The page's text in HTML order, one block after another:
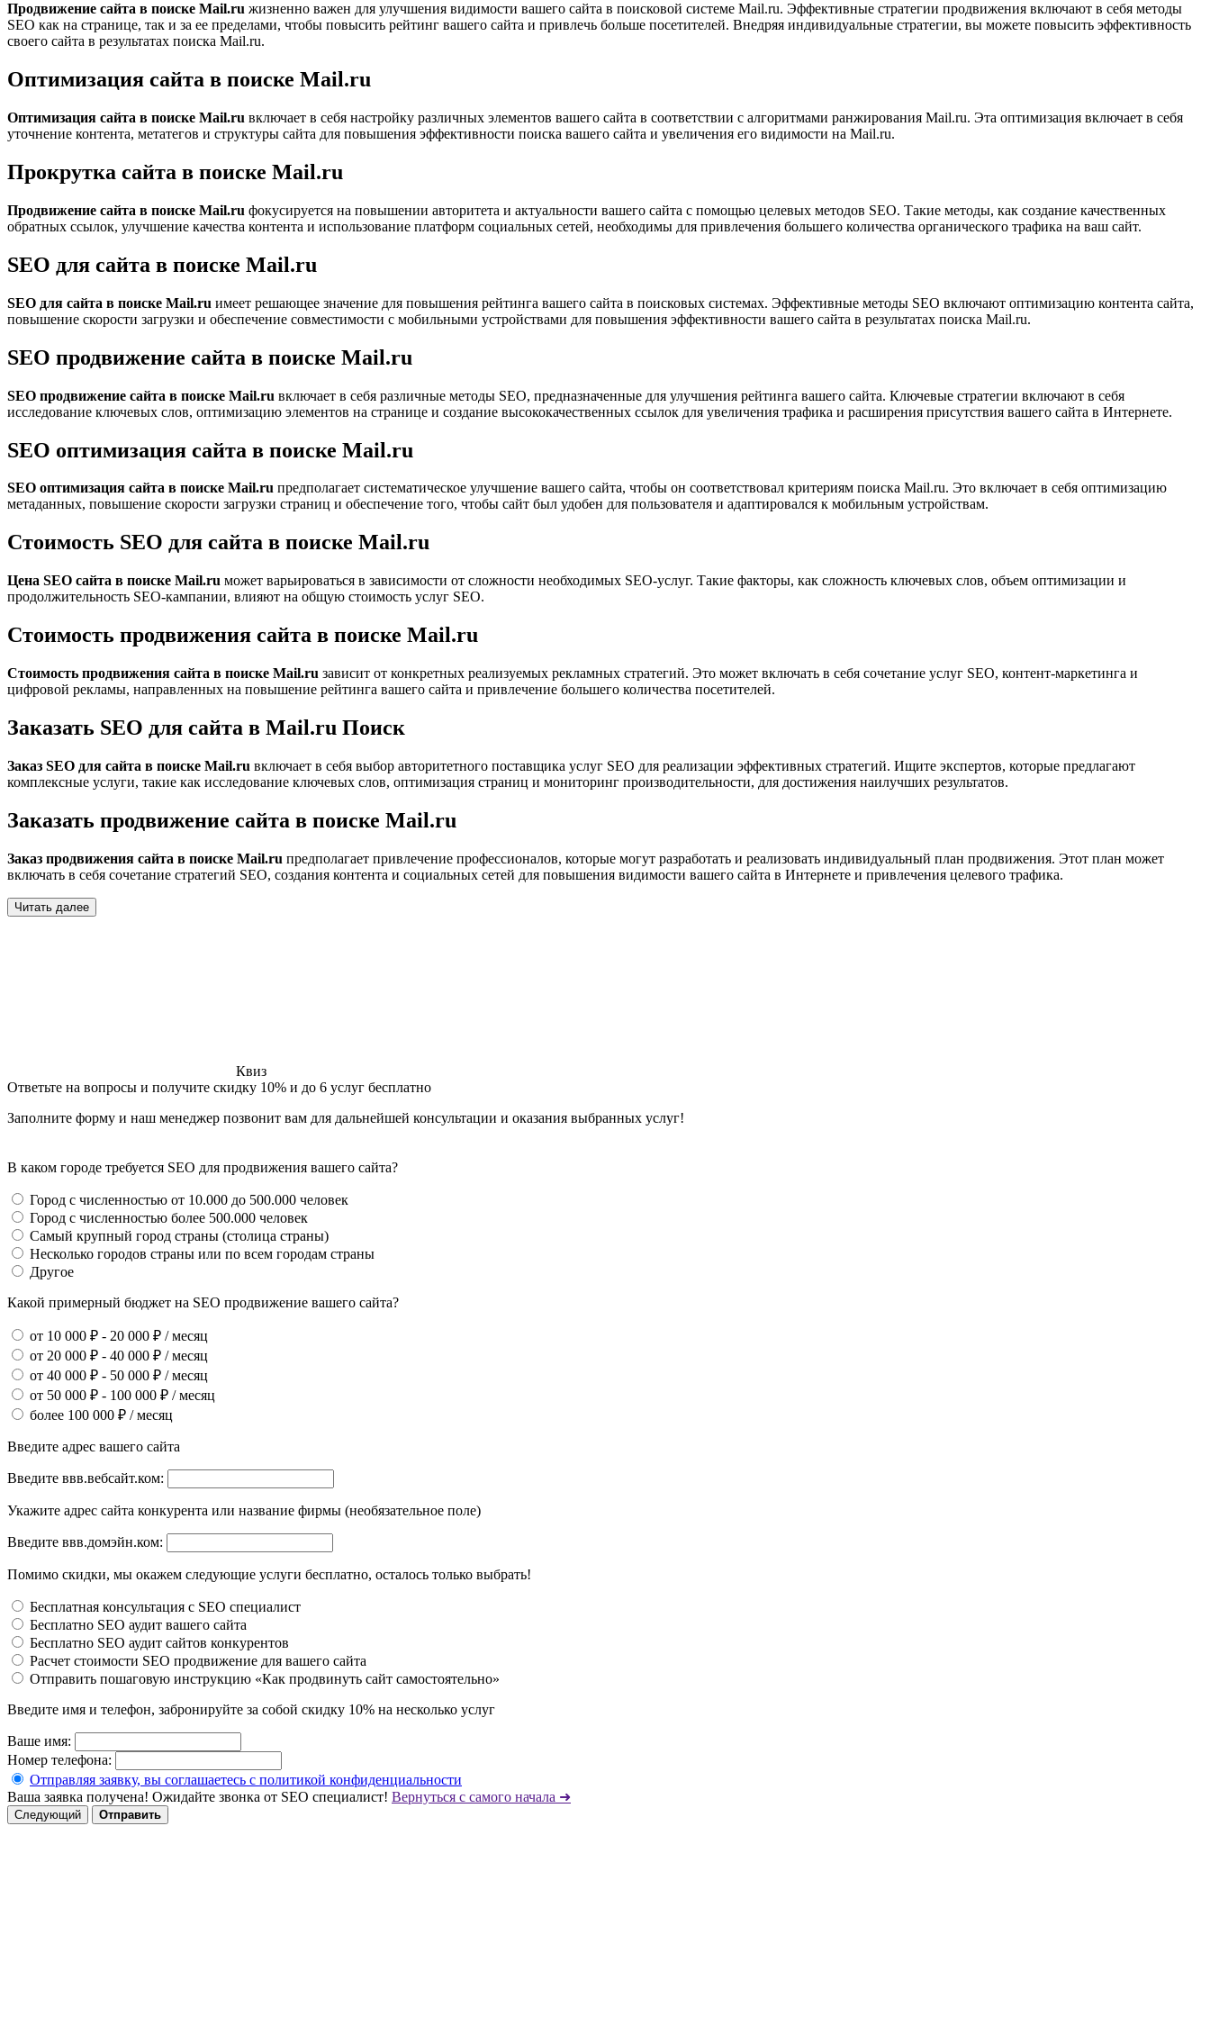
Продвижение сайта в поиске Mail.ru жизненно важен для улучшения видимости вашего сайта в поисковой системе Mail.ru. Эффективные стратегии продвижения включают в себя методы
SEO как на странице, так и за ее пределами, чтобы повысить рейтинг вашего сайта и привлечь больше посетителей. Внедряя индивидуальные стратегии, вы можете повысить эффективность
своего сайта в результатах поиска Mail.ru.
Оптимизация сайта в поиске Mail.ru
Оптимизация сайта в поиске Mail.ru включает в себя настройку различных элементов вашего сайта в соответствии с алгоритмами ранжирования Mail.ru. Эта оптимизация включает в себя
уточнение контента, метатегов и структуры сайта для повышения эффективности поиска вашего сайта и увеличения его видимости на Mail.ru.
Прокрутка сайта в поиске Mail.ru
Продвижение сайта в поиске Mail.ru фокусируется на повышении авторитета и актуальности вашего сайта с помощью целевых методов SEO. Такие методы, как создание качественных
обратных ссылок, улучшение качества контента и использование платформ социальных сетей, необходимы для привлечения большего количества органического трафика на ваш сайт.
SEO для сайта в поиске Mail.ru
SEO для сайта в поиске Mail.ru имеет решающее значение для повышения рейтинга вашего сайта в поисковых системах. Эффективные методы SEO включают оптимизацию контента сайта,
повышение скорости загрузки и обеспечение совместимости с мобильными устройствами для повышения эффективности вашего сайта в результатах поиска Mail.ru.
SEO продвижение сайта в поиске Mail.ru
SEO продвижение сайта в поиске Mail.ru включает в себя различные методы SEO, предназначенные для улучшения рейтинга вашего сайта. Ключевые стратегии включают в себя
исследование ключевых слов, оптимизацию элементов на странице и создание высококачественных ссылок для увеличения трафика и расширения присутствия вашего сайта в Интернете.
SEO оптимизация сайта в поиске Mail.ru
SEO оптимизация сайта в поиске Mail.ru предполагает систематическое улучшение вашего сайта, чтобы он соответствовал критериям поиска Mail.ru. Это включает в себя оптимизацию
метаданных, повышение скорости загрузки страниц и обеспечение того, чтобы сайт был удобен для пользователя и адаптировался к мобильным устройствам.
Стоимость SEO для сайта в поиске Mail.ru
Цена SEO сайта в поиске Mail.ru может варьироваться в зависимости от сложности необходимых SEO-услуг. Такие факторы, как сложность ключевых слов, объем оптимизации и
продолжительность SEO-кампании, влияют на общую стоимость услуг SEO.
Стоимость продвижения сайта в поиске Mail.ru
Стоимость продвижения сайта в поиске Mail.ru зависит от конкретных реализуемых рекламных стратегий. Это может включать в себя сочетание услуг SEO, контент-маркетинга и
цифровой рекламы, направленных на повышение рейтинга вашего сайта и привлечение большего количества посетителей.
Заказать SEO для сайта в Mail.ru Поиск
Заказ SEO для сайта в поиске Mail.ru включает в себя выбор авторитетного поставщика услуг SEO для реализации эффективных стратегий. Ищите экспертов, которые предлагают
комплексные услуги, такие как исследование ключевых слов, оптимизация страниц и мониторинг производительности, для достижения наилучших результатов.
Заказать продвижение сайта в поиске Mail.ru
Заказ продвижения сайта в поиске Mail.ru предполагает привлечение профессионалов, которые могут разработать и реализовать индивидуальный план продвижения. Этот план может
включать в себя сочетание стратегий SEO, создания контента и социальных сетей для повышения видимости вашего сайта в Интернете и привлечения целевого трафика.
Читать далее
Квиз
Ответьте на вопросы и получите скидку 10% и до 6 услуг бесплатно
Заполните форму и наш менеджер позвонит вам для дальнейшей консультации и оказания выбранных услуг!
В каком городе требуется SEO для продвижения вашего сайта?
Город с численностью от 10.000 до 500.000 человек
Город с численностью более 500.000 человек
Самый крупный город страны (столица страны)
Несколько городов страны или по всем городам страны
Другое
Какой примерный бюджет на SEO продвижение вашего сайта?
от 10 000 ₽ - 20 000 ₽ / месяц
от 20 000 ₽ - 40 000 ₽ / месяц
от 40 000 ₽ - 50 000 ₽ / месяц
от 50 000 ₽ - 100 000 ₽ / месяц
более 100 000 ₽ / месяц
Введите адрес вашего сайта
Введите ввв.вебсайт.ком:
Укажите адрес сайта конкурента или название фирмы (необязательное поле)
Введите ввв.домэйн.ком:
Помимо скидки, мы окажем следующие услуги бесплатно, осталось только выбрать!
Бесплатная консультация с SEO специалист
Бесплатно SEO аудит вашего сайта
Бесплатно SEO аудит сайтов конкурентов
Расчет стоимости SEO продвижение для вашего сайта
Отправить пошаговую инструкцию «Как продвинуть сайт самостоятельно»
Введите имя и телефон, забронируйте за собой скидку 10% на несколько услуг
Ваше имя:
Номер телефона:
Отправляя заявку, вы соглашаетесь с политикой конфиденциальности
Ваша заявка получена! Ожидайте звонка от SEO специалист! Вернуться с самого начала ➜
Следующий Отправить